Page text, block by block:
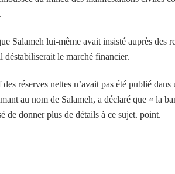
Salameh lui-même avait insisté auprès des
le marché financier.
réserves nettes n’avait pas été publié
au nom de Salameh, a déclaré que « la
donner plus de détails à ce sujet. point.